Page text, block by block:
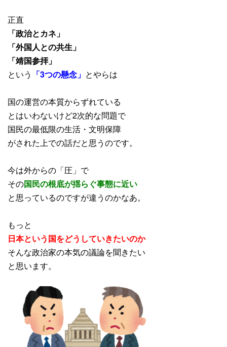
正直
「政治とカネ」
「外国人との共生」
「靖国参拝」
という 「3つの懸念」 とやらは
国の運営の本質からずれている
とはいわないけど2次的な問題で
国民の最低限の生活・文明保障
がされた上での話だと思うのです。
今は外からの「圧」で
その国民の根底が揺らぐ事態に近い
と思っているのですが違うのかなあ。
もっと
日本という国をどうしていきたいのか
そんな政治家の本気の議論を聞きたい
と思います。